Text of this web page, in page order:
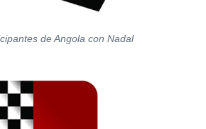
de Angola con Nadal